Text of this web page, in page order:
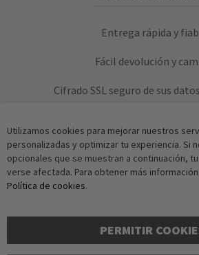
Entrega rápida y
Fácil devolución y
Cifrado SSL seguro de sus
Utilizamos cookies para mejorar nuestros
personalizadas y optimizar tu experiencia. Si
opcionales que se muestran a continuación,
verse afectada. Para obtener más
Política de cookies.
PERMITIR